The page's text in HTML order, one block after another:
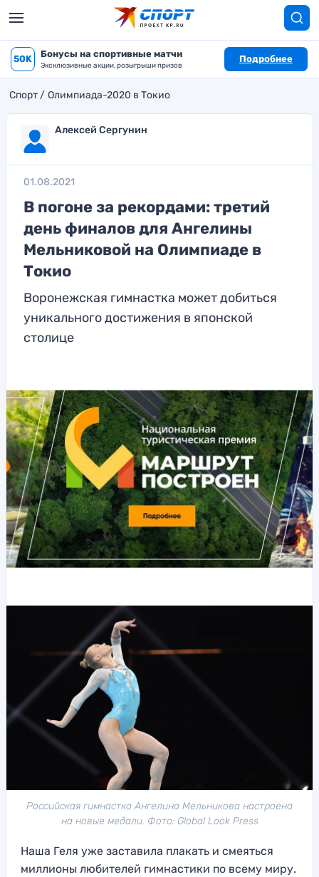
50K Бонусы на спортивные матчи
Эксклюзивные акции, розыгрыши призов
Подробнее
Спорт Олимпиада-2020 в Токио
Алексей Сергунин
01.08.2021
В погоне за рекордами: третий
день финалов для Ангелины
Мельниковой на Олимпиаде в
Токио
Воронежская гимнастка может добиться
уникального достижения в японской
столице
Российская гимнастка Ангелина Мельникова настроена
на новые медали. Фото: Global Look Press
Наша Геля уже заставила плакать и смеяться
миллионы любителей гимнастики по всему миру.